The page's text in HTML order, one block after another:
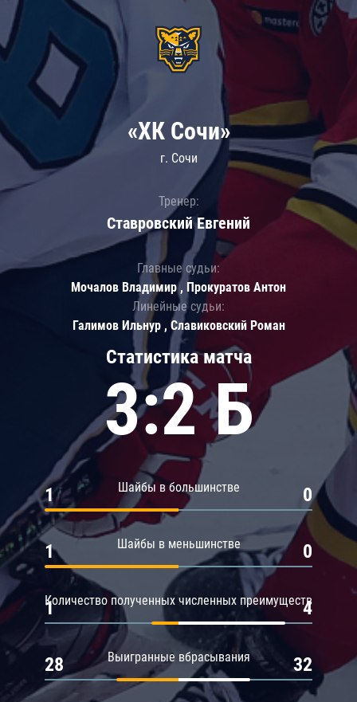
Статистика матча
3:2 Б
Шайбы в большинстве
1 0
Шайбы в меньшинстве
1 0
Количество полученных численных преимуществ
1 4
Выигранные вбрасывания
28 32
«ХК Сочи»
г. Сочи
Тренер:
Ставровский Евгений
Главные судьи:
Мочалов Владимир , Прокуратов Антон
Линейные судьи:
Галимов Ильнур , Славиковский Роман